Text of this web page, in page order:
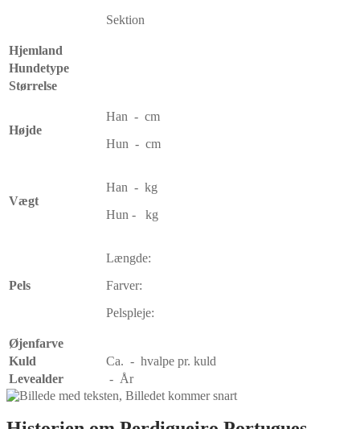
Sektion
Hjemland
Hundetype
Størrelse
Højde
Han - cm
Hun - cm
Vægt
Han - kg
Hun - kg
Pels
Længde:
Farver:
Pelspleje:
Øjenfarve
Kuld
Ca. - hvalpe pr. kuld
Levealder
- År